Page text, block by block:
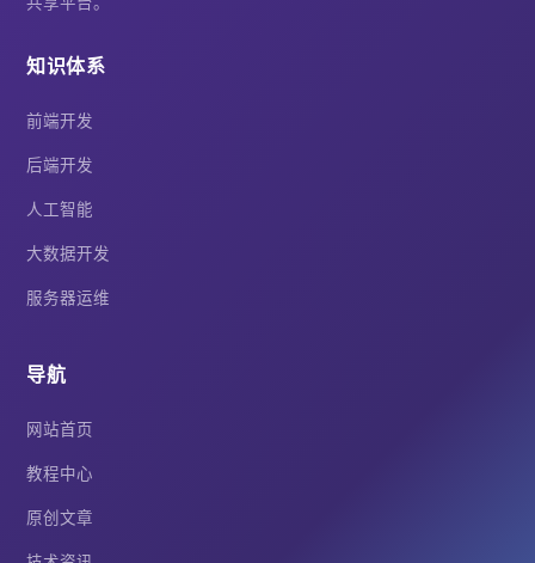
知识体系
前端开发
后端开发
人工智能
大数据开发
服务器运维
导航
网站首页
教程中心
原创文章